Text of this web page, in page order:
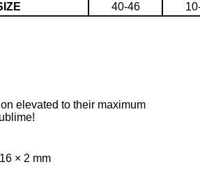
40-46
elevated to their maximum
× 2 mm